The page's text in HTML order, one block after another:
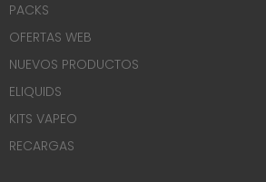
PACKS
OFERTAS WEB
NUEVOS PRODUCTOS
ELIQUIDS
KITS VAPEO
RECARGAS